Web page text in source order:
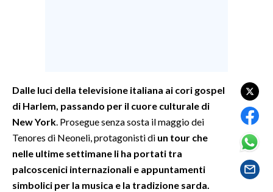
MOTORI
TENNIS
ALTRI SPORT
CULTURA
SPETTACOLI
Dalle luci della televisione italiana ai cori gospel
di Harlem, passando per il cuore culturale di
New York . Prosegue senza sosta il maggio dei
Tenores di Neoneli, protagonisti di un tour che
nelle ultime settimane li ha portati tra
palcoscenici internazionali e appuntamenti
simbolici per la musica e la tradizione sarda.